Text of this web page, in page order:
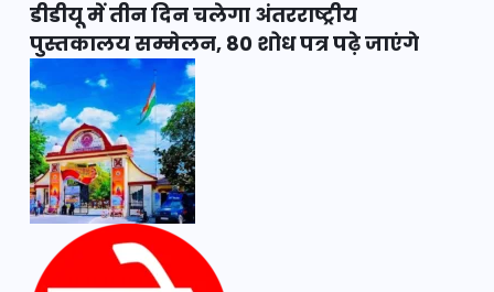
डीडीयू में तीन दिन चलेगा अंतरराष्ट्रीय
पुस्तकालय सम्मेलन, 80 शोध पत्र पढ़े जाएंगे